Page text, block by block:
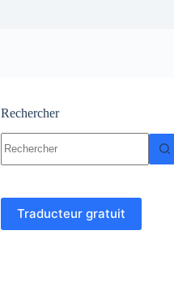
Rechercher
résultat
Traducteur gratuit